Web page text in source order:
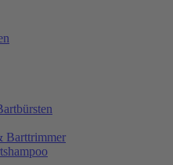
Barttrimmer